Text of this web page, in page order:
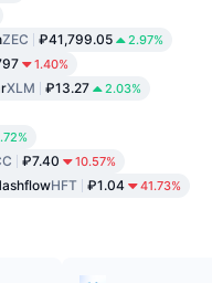
ZEC ₽41,799.05 2.97%
1.40%
XLM ₽13.27 2.03%
₽7.40 10.57%
HFT ₽1.04 41.73%